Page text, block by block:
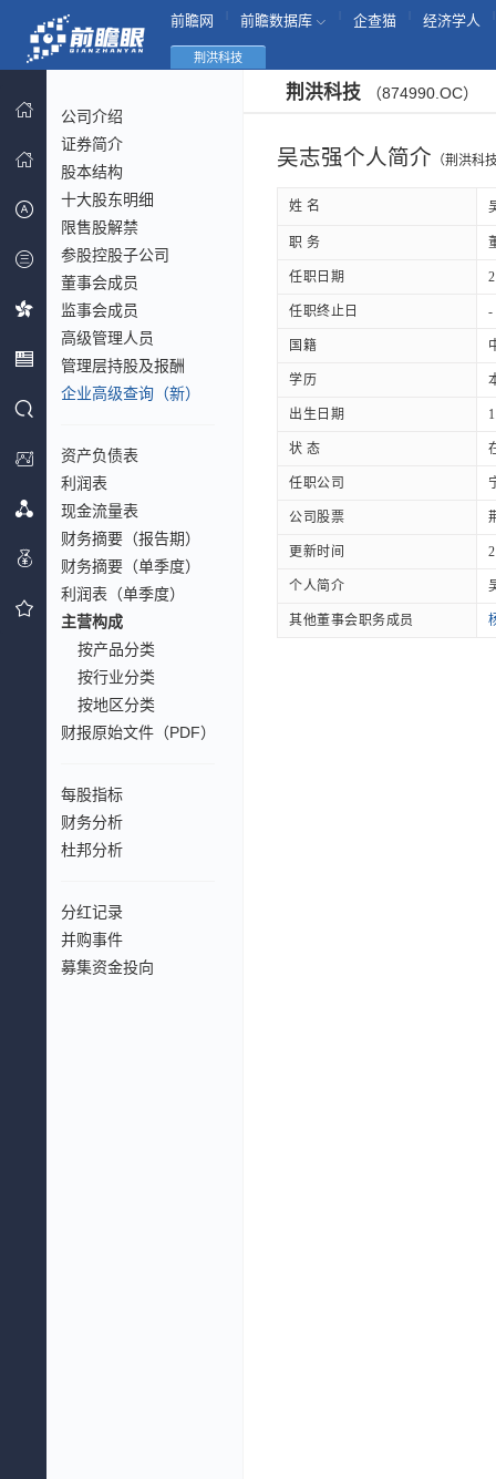
前瞻网 前瞻数据库 企查猫 经济学人
荆洪科技
公司介绍
证券简介
股本结构
十大股东明细
限售股解禁
参股控股子公司
董事会成员
监事会成员
高级管理人员
管理层持股及报酬
企业高级查询（新）
资产负债表
利润表
现金流量表
财务摘要（报告期）
财务摘要（单季度）
利润表（单季度）
主营构成
按产品分类
按行业分类
按地区分类
财报原始文件（PDF）
每股指标
财务分析
杜邦分析
分红记录
并购事件
募集资金投向
荆洪科技 （874990.OC）
吴志强个人简介 （荆洪科
姓 名
职 务
任职日期
任职终止日 -
国籍
学历
出生日期
状 态
任职公司
公司股票
更新时间
个人简介
其他董事会职务成员